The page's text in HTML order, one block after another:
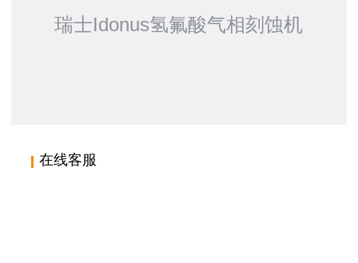
瑞士Idonus氢氟酸气相刻蚀机
在线客服